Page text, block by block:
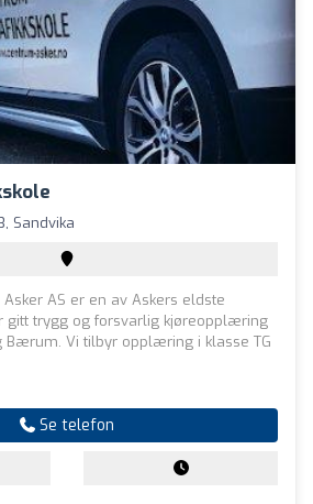
Sandvika
AS er en av Askers eldste
gitt trygg og forsvarlig kjøreopplæring
Bærum. Vi tilbyr opplæring i klasse TG
Se telefon